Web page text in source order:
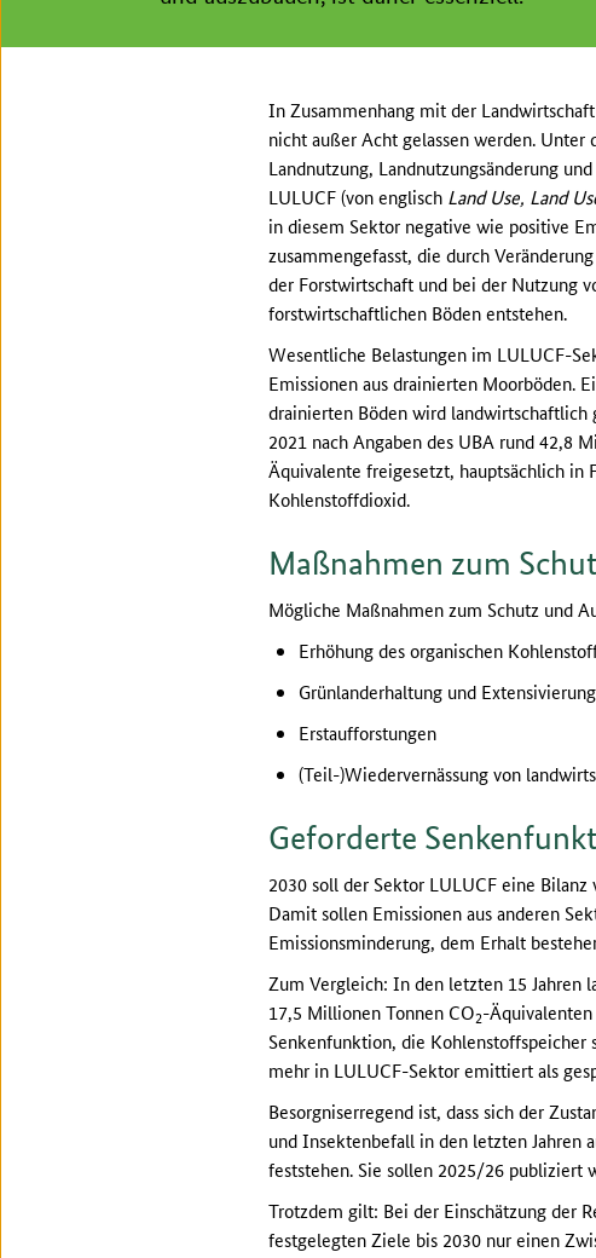
In Zusammenhang mit der
nicht außer Acht gelassen werden. Unter
Landnutzung, Landnutzungsänderung
LULUCF (von englisch Land Use, Land
in diesem Sektor negative wie positive
zusammengefasst, die durch
der Forstwirtschaft und bei der Nutzung
forstwirtschaftlichen Böden entstehen.
Wesentliche Belastungen im LULUCF-
Emissionen aus drainierten Moorböden.
drainierten Böden wird landwirtschaftlich
2021 nach Angaben des UBA rund 42,8
Äquivalente freigesetzt, hauptsächlich in
Kohlenstoffdioxid.
Maßnahmen zum
Mögliche Maßnahmen zum Schutz und
Erhöhung des organischen
Grünlanderhaltung und Extensivierung
Erstaufforstungen
(Teil-)Wiedervernässung von
Geforderte
2030 soll der Sektor LULUCF eine
Damit sollen Emissionen aus anderen
Emissionsminderung, dem Erhalt
Zum Vergleich: In den letzten 15 Jahren
17,5 Millionen Tonnen CO2-
Senkenfunktion, die Kohlenstoffspeicher
mehr in LULUCF-Sektor emittiert als
Besorgniserregend ist, dass sich der
und Insektenbefall in den letzten Jahren
feststehen. Sie sollen 2025/26 publiziert
Trotzdem gilt: Bei der Einschätzung der
festgelegten Ziele bis 2030 nur einen